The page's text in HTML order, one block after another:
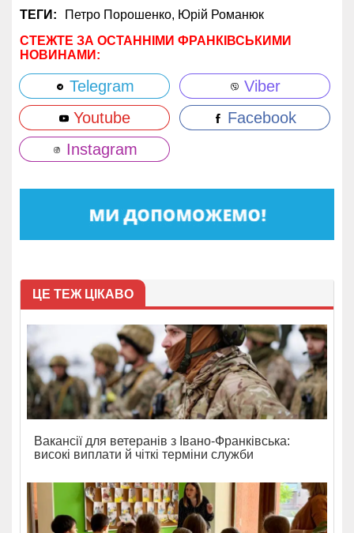
ТЕГИ:
Петро Порошенко, Юрій Романюк
СТЕЖТЕ ЗА ОСТАННІМИ ФРАНКІВСЬКИМИ
НОВИНАМИ:
Telegram
Viber
Youtube
Facebook
Instagram
ЦЕ ТЕЖ ЦІКАВО
Вакансії для ветеранів з Івано-Франківська:
високі виплати й чіткі терміни служби